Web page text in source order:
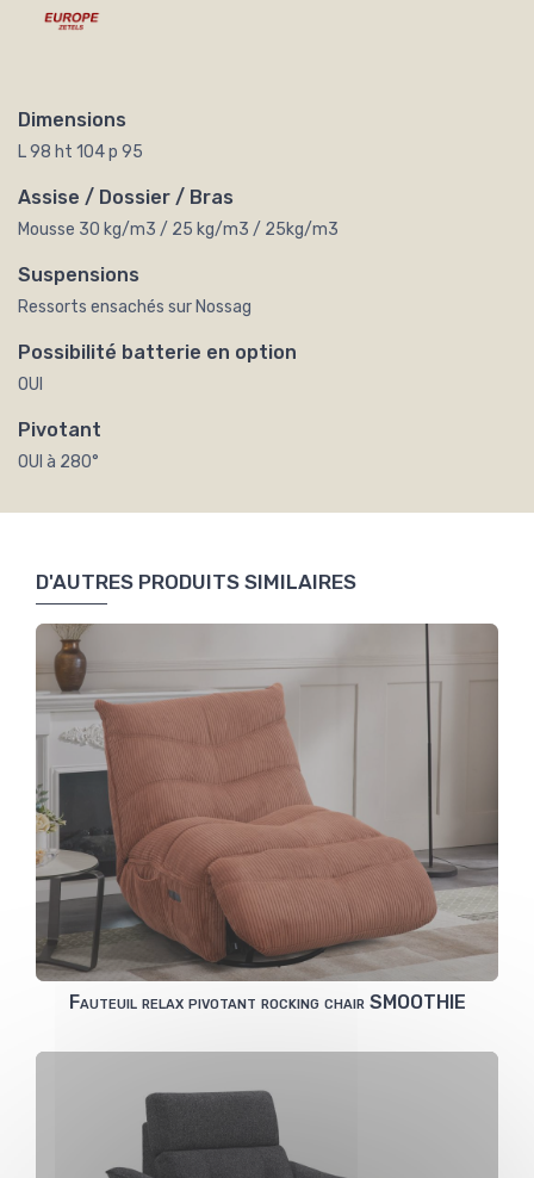
Dimensions
L 98 ht 104 p 95
Assise / Dossier / Bras
Mousse 30 kg/m3 / 25 kg/m3 / 25kg/m3
Suspensions
Ressorts ensachés sur Nossag
Possibilité batterie en option
OUI
Pivotant
OUI à 280°
D'AUTRES PRODUITS SIMILAIRES
Fauteuil relax pivotant rocking chair SMOOTHIE